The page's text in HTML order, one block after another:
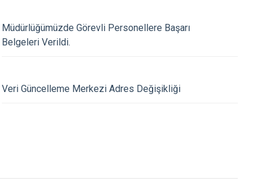
Uluslararası
İftar Yemeğinde Bir Araya
Mülteciler Yüksek
Müdürlüğümüzde Görevli Personellere Başarı
Belgeleri Verildi.
Veri Güncelleme Merkezi Adres Değişikliği